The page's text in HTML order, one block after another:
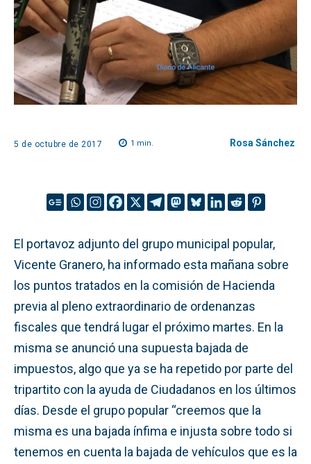
5 de octubre de 2017 1 min. Rosa Sánchez
El portavoz adjunto del grupo municipal popular,
Vicente Granero, ha informado esta mañana sobre
los puntos tratados en la comisión de Hacienda
previa al pleno extraordinario de ordenanzas
fiscales que tendrá lugar el próximo martes. En la
misma se anunció una supuesta bajada de
impuestos, algo que ya se ha repetido por parte del
tripartito con la ayuda de Ciudadanos en los últimos
días. Desde el grupo popular “creemos que la
misma es una bajada ínfima e injusta sobre todo si
tenemos en cuenta la bajada de vehículos que es la